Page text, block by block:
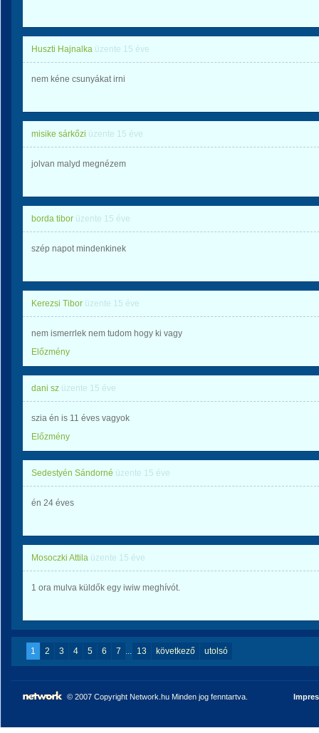
Huszti Hajnalka üzente 15 éve
nem kéne csunyákat irni
misike sárkőzi üzente 15 éve
jolvan malyd megnézem
borda tibor üzente 15 éve
szép napot mindenkinek
Kerezsi Tibor üzente 15 éve
nem ismerrlek nem tudom hogy ki vagy
Előzmény
dani sz üzente 15 éve
szia én is 11 éves vagyok
Előzmény
Sedestyén Sándorné üzente 15 éve
én 24 éves
Mosoczki Attila üzente 15 éve
1 ora mulva küldők egy iwiw meghívót.
1 2 3 4 5 6 7 ... 13 következő utolsó
© 2007 Copyright Network.hu Minden jog fenntartva.